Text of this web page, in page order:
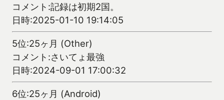
コメント:記録は初期2国。
日時:2025-01-10 19:14:05
5位:25ヶ月 (Other)
コメント:さいてょ最強
日時:2024-09-01 17:00:32
6位:25ヶ月 (Android)